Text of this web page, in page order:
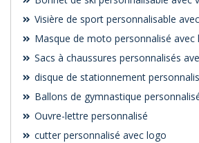
Visière de sport personnalisable
Masque de moto personnalisé avec
Sacs à chaussures personnalisés
disque de stationnement
Ballons de gymnastique
Ouvre-lettre personnalisé
cutter personnalisé avec logo